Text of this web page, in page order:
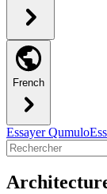
French
Essayer Qumulo